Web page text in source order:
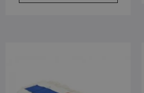
479.00 zł